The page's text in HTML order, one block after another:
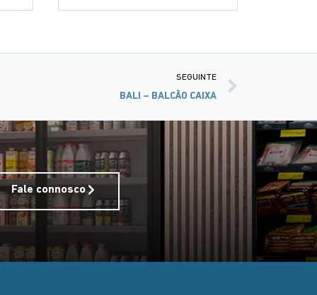
SEGUINTE
BALI – BALCÃO CAIXA
Fale connosco